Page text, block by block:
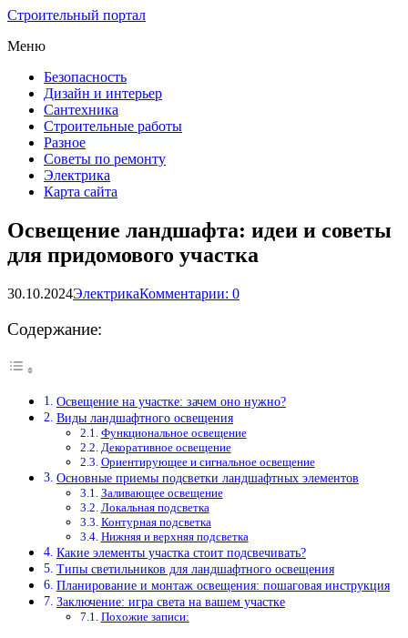
Строительный портал
Меню
Безопасность
Дизайн и интерьер
Сантехника
Строительные работы
Разное
Советы по ремонту
Электрика
Карта сайта
Освещение ландшафта: идеи и советы
для придомового участка
30.10.2024ЭлектрикаКомментарии: 0
Содержание:
Освещение на участке: зачем оно нужно?
Виды ландшафтного освещения
Функциональное освещение
Декоративное освещение
Ориентирующее и сигнальное освещение
Основные приемы подсветки ландшафтных элементов
Заливающее освещение
Локальная подсветка
Контурная подсветка
Нижняя и верхняя подсветка
Какие элементы участка стоит подсвечивать?
Типы светильников для ландшафтного освещения
Планирование и монтаж освещения: пошаговая инструкция
Заключение: игра света на вашем участке
Похожие записи: